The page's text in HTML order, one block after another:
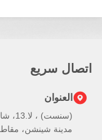
سريع
العنوان
(سنست) ،
مدينة شينشن، مقاطعة